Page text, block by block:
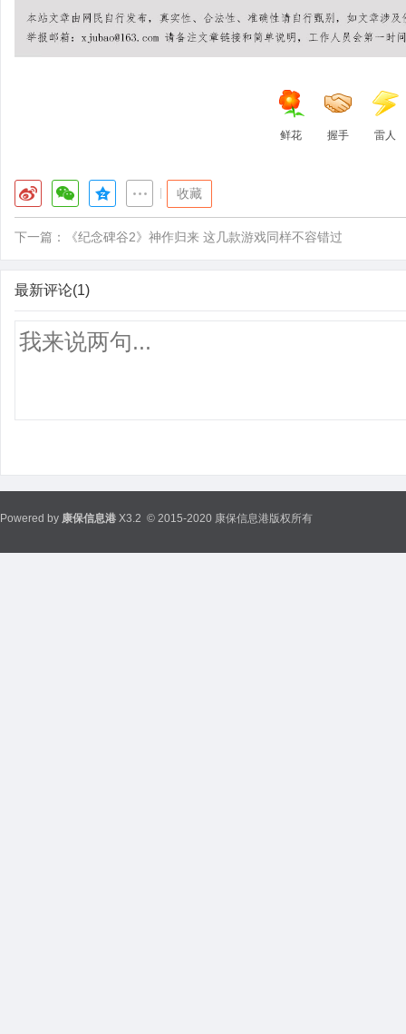
鲜花 握手 雷人
收藏
下一篇： 《纪念碑谷2》神作归来 这几款游戏同样不容错过
最新评论(1)
Powered by 康保信息港 X3.2 © 2015-2020 康保信息港版权所有